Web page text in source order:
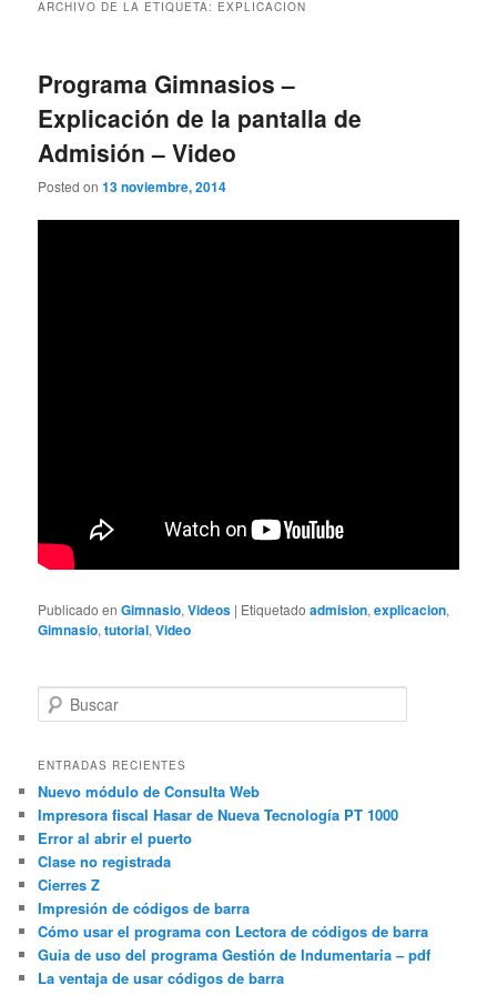
ARCHIVO DE LA ETIQUETA: EXPLICACION
Programa Gimnasios –
Explicación de la pantalla de
Admisión – Video
Posted on13 noviembre, 2014
Publicado en Gimnasio,Videos | Etiquetado admision,explicacion,
Gimnasio,tutorial,Video
u
c
r
ENTRADAS RECIENTES
Nuevo módulo de Consulta Web
Impresora fiscal Hasar de Nueva Tecnología PT 1000
Error al abrir el puerto
Clase no registrada
Cierres Z
Impresión de códigos de barra
Cómo usar el programa con Lectora de códigos de barra
Guia de uso del programa Gestión de Indumentaria – pdf
La ventaja de usar códigos de barra